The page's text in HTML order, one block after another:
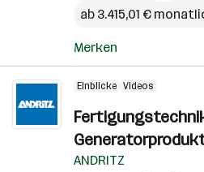
ab 3.415,01 €
Merken
Einblicke Videos
ANDRITZ